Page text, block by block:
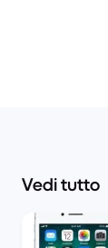
Vedi tutto